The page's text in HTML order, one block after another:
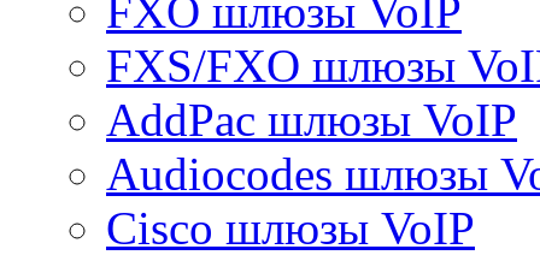
FXO шлюзы VoIP
FXS/FXO шлюзы
AddPac шлюзы VoIP
Audiocodes шлюзы
Cisco шлюзы VoIP